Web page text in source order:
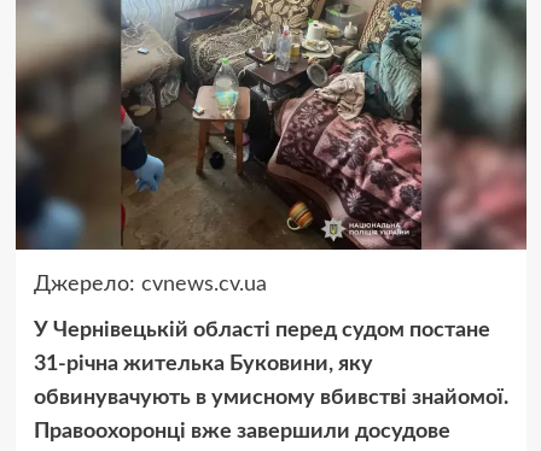
Джерело: cvnews.cv.ua
У Чернівецькій області перед судом постане
31-річна жителька Буковини, яку
обвинувачують в умисному вбивстві знайомої.
Правоохоронці вже завершили досудове